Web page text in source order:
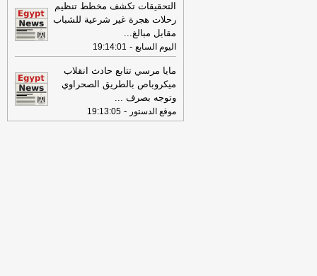
16:46
وزير الخزانة الأميركي: لن نسمح
لإيران اتخاذ التجارة العالمية رهينة أو
استخدام الشحن الدولي لتمويل الحرس
الثوري- لبنانون 24
09:31
عناوين الصحف المصرية ليوم
الأربعاء 29-07-2026
17:57
الصحة تطلق النسخة الرابعة من
حملة «100 يوم صحة» في جميع
التحقيقات تكشف مخطط تنظيم
رحلات هجرة غير شرعية للشباب
مقابل مبالغ...
اليوم السابع -
19:14:01
مايا مرسي تتابع حادث انقلاب
ميكروباص بالطريق الصحراوي
وتوجه بصرف ...
موقع الدستور -
19:13:05